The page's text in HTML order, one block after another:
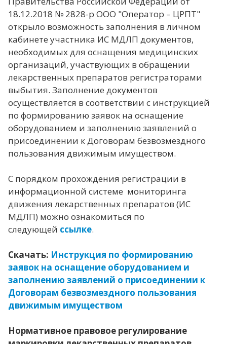
18.12.2018 № 2828-р ООО "Оператор – ЦРПТ"
открыло возможность заполнения в личном
кабинете участника ИС МДЛП документов,
необходимых для оснащения медицинских
организаций, участвующих в обращении
лекарственных препаратов регистраторами
выбытия. Заполнение документов
осуществляется в соответствии с инструкцией
по формированию заявок на оснащение
оборудованием и заполнению заявлений о
присоединении к Договорам безвозмездного
пользования движимым имуществом.
С порядком прохождения регистрации в
информационной системе мониторинга
движения лекарственных препаратов (ИС
МДЛП) можно ознакомиться по
следующей ссылке.
Скачать: Инструкция по формированию
заявок на оснащение оборудованием и
заполнению заявлений о присоединении к
Договорам безвозмездного пользования
движимым имуществом
Нормативное правовое регулирование